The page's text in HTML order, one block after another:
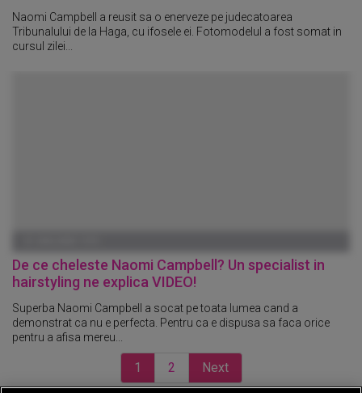
Naomi Campbell a reusit sa o enerveze pe judecatoarea
Tribunalului de la Haga, cu ifosele ei. Fotomodelul a fost somat in
cursul zilei...
De ce cheleste Naomi Campbell? Un specialist in
hairstyling ne explica VIDEO!
Superba Naomi Campbell a socat pe toata lumea cand a
demonstrat ca nu e perfecta. Pentru ca e dispusa sa faca orice
pentru a afisa mereu...
1 2 Next